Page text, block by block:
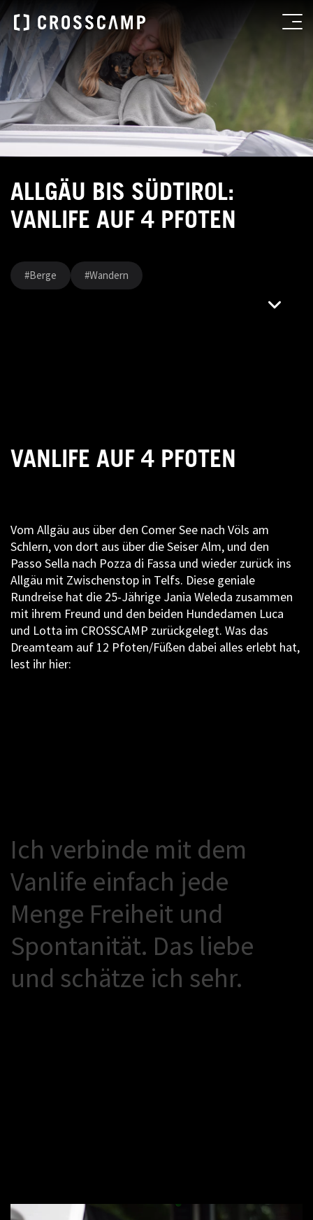
ALLGÄU BIS SÜDTIROL:
VANLIFE AUF 4 PFOTEN
#Berge #Wandern
VANLIFE AUF 4 PFOTEN
Vom Allgäu aus über den Comer See nach Völs am
Schlern, von dort aus über die Seiser Alm, und den
Passo Sella nach Pozza di Fassa und wieder zurück ins
Allgäu mit Zwischenstop in Telfs. Diese geniale
Rundreise hat die 25-Jährige Jania Weleda zusammen
mit ihrem Freund und den beiden Hundedamen Luca
und Lotta im CROSSCAMP zurückgelegt. Was das
Dreamteam auf 12 Pfoten/Füßen dabei alles erlebt hat,
lest ihr hier:
Ich verbinde mit dem
Vanlife einfach jede
Menge Freiheit und
Spontanität. Das liebe
und schätze ich sehr.